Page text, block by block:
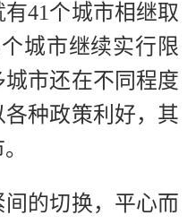
41个城市相继取
城市继续实行限
市还在不同程度
种政策利好，其
的切换，平心而